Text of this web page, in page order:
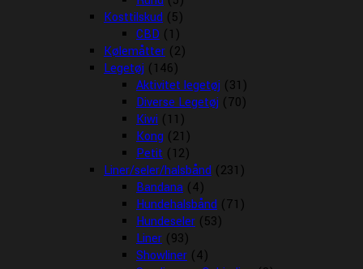
Kosttilskud (5)
CBD (1)
Kølemåtter (2)
Legetøj (146)
Aktivitet legetøj (31)
Diverse Legetøj (70)
Kiwi (11)
Kong (21)
Petit (12)
Liner/seler/halsbånd (231)
Bandana (4)
Hundehalsbånd (71)
Hundeseler (53)
Liner (93)
Showliner (4)